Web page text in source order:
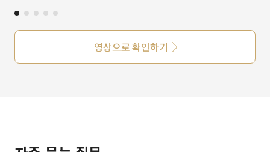
영상으로 확인하기